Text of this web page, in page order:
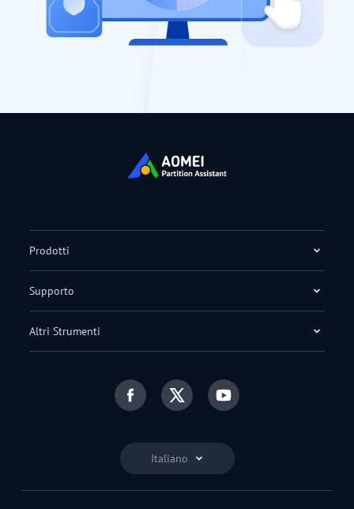
Italiano
Prodotti
Supporto
Altri Strumenti